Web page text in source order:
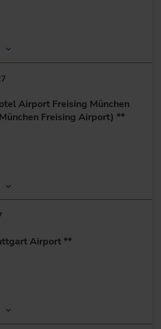
Airport Freising München
Freising Airport) **
1-3
Airport **
145